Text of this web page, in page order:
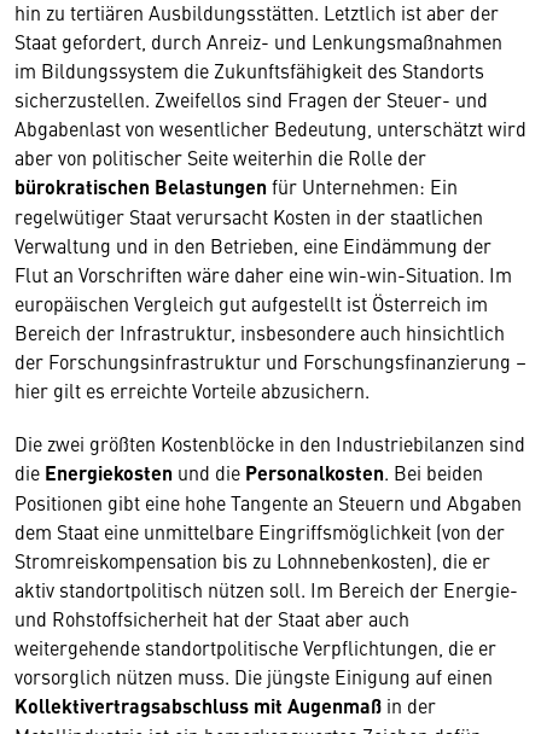
hin zu tertiären Ausbildungsstätten. Letztlich ist aber der
Staat gefordert, durch Anreiz- und Lenkungsmaßnahmen
im Bildungssystem die Zukunftsfähigkeit des Standorts
sicherzustellen. Zweifellos sind Fragen der Steuer- und
Abgabenlast von wesentlicher Bedeutung, unterschätzt wird
aber von politischer Seite weiterhin die Rolle der
bürokratischen Belastungen für Unternehmen: Ein
regelwütiger Staat verursacht Kosten in der staatlichen
Verwaltung und in den Betrieben, eine Eindämmung der
Flut an Vorschriften wäre daher eine win-win-Situation. Im
europäischen Vergleich gut aufgestellt ist Österreich im
Bereich der Infrastruktur, insbesondere auch hinsichtlich
der Forschungsinfrastruktur und Forschungsfinanzierung –
hier gilt es erreichte Vorteile abzusichern.
Die zwei größten Kostenblöcke in den Industriebilanzen sind
die Energiekosten und die Personalkosten. Bei beiden
Positionen gibt eine hohe Tangente an Steuern und Abgaben
dem Staat eine unmittelbare Eingriffsmöglichkeit (von der
Stromreiskompensation bis zu Lohnnebenkosten), die er
aktiv standortpolitisch nützen soll. Im Bereich der Energie-
und Rohstoffsicherheit hat der Staat aber auch
weitergehende standortpolitische Verpflichtungen, die er
vorsorglich nützen muss. Die jüngste Einigung auf einen
Kollektivertragsabschluss mit Augenmaß in der